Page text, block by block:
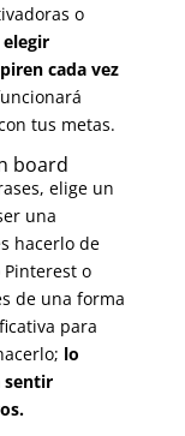
o
elegir
cada vez
tus metas.
board
elige un
una
hacerlo de
o
de una forma
para
lo
sentir